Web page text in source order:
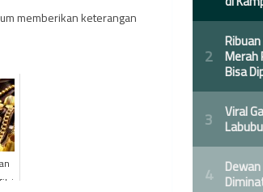
memberikan keterangan